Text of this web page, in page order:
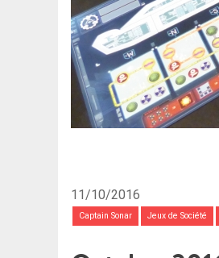
11/10/2016
Captain Sonar Jeux de Société